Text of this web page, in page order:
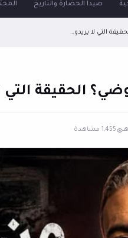
صيدا الحضارة والتاريخ
من قتل الدكتور ضياء العوضي؟ الحقيقة التي لا يريدون سماعها
الحقيقة
1,455 مشاهدة